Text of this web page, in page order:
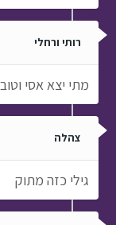
רותי ורחלי
מתי יצא אסי
צהלה
גילי כזה מתוק